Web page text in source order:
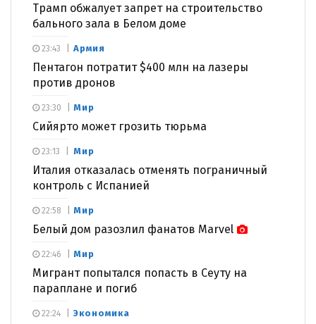
Трамп обжалует запрет на строительство
бального зала в Белом доме
Армия
Пентагон потратит $400 млн на лазеры
против дронов
23:43
Мир
Сийярто может грозить тюрьма
23:30
Мир
Италия отказалась отменять пограничный
контроль с Испанией
23:13
Мир
Белый дом разозлил фанатов Marvel
22:58
Мир
Мигрант попытался попасть в Сеуту на
параплане и погиб
22:46
Экономика
22:24